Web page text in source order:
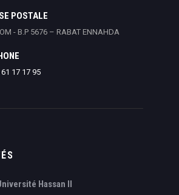
POSTALE
- B.P 5676 – RABAT ENNAHDA
17 17 95
Hassan II